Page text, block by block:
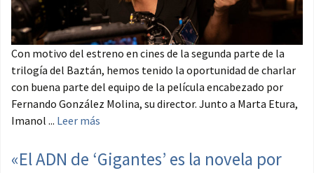
Con motivo del estreno en cines de la segunda parte de la
trilogía del Baztán, hemos tenido la oportunidad de charlar
con buena parte del equipo de la película encabezado por
Fernando González Molina, su director. Junto a Marta Etura,
Imanol ... Leer más
«El ADN de ‘Gigantes’ es la novela por